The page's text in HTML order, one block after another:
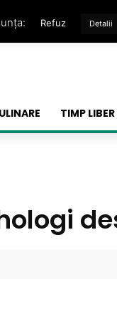
TIMP LIBER
Refuz Detalii